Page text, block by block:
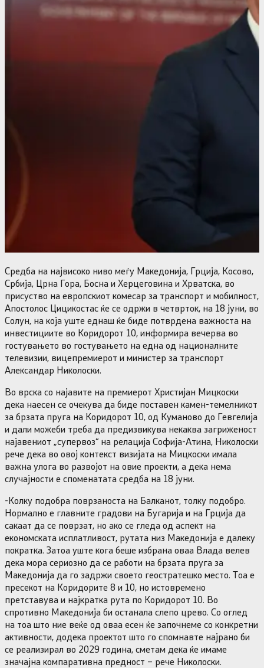
Средба на највисоко ниво меѓу Македонија, Грција, Косово,
Србија, Црна Гора, Босна и Херцеговина и Хрватска, во
присуство на европскиот комесар за транспорт и мобилност,
Апостолос Цицикостас ќе се одржи в четврток, на 18 јуни, во
Солун, на која уште еднаш ќе биде потврдена важноста на
инвестициите во Коридорот 10, информира вечерва во
гостувањето во гостувањето на една од националните
телевизии, вицепремиерот и министер за транспорт
Александар Николоски.
Во врска со најавите на премиерот Христијан Мицкоски
дека наесен се очекува да биде поставен камен-темелникот
за брзата пруга на Коридорот 10, од Куманово до Гевгелија
и дали можеби треба да предизвикува некаква загриженост
најавениот „супервоз“ на релација Софија-Атина, Николоски
рече дека во овој контекст визијата на Мицкоски имала
важна улога во развојот на овие проекти, а дека нема
случајности е споменатата средба на 18 јуни.
-Колку подобра поврзаноста на Балканот, толку подобро.
Нормално е главните градови на Бугарија и на Грција да
сакаат да се поврзат, но ако се гледа од аспект на
економската исплатливост, рутата низ Македонија е далеку
пократка. Затоа уште кога беше избрана оваа Влада велев
дека мора сериозно да се работи на брзата пруга за
Македонија да го задржи своето геостратешко место. Тоа е
пресекот на Коридорите 8 и 10, но истовремено
претставува и најкратка рута по Коридорот 10. Во
спротивно Македонија би останала слепо црево. Со оглед
на тоа што ние веќе од оваа есен ќе започнеме со конкретни
активности, додека проектот што го спомнавте најрано би
се реализирал во 2029 година, сметам дека ќе имаме
значајна компаративна предност – рече Николоски.